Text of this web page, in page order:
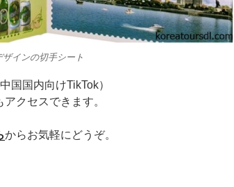
インの切手シート
中国国内向けTikTok）
クセスできます。
からお気軽にどうぞ。